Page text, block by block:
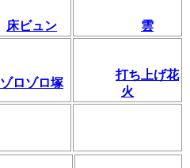
床ビュン 雲
ゾロゾロ塚
打ち上げ花
火